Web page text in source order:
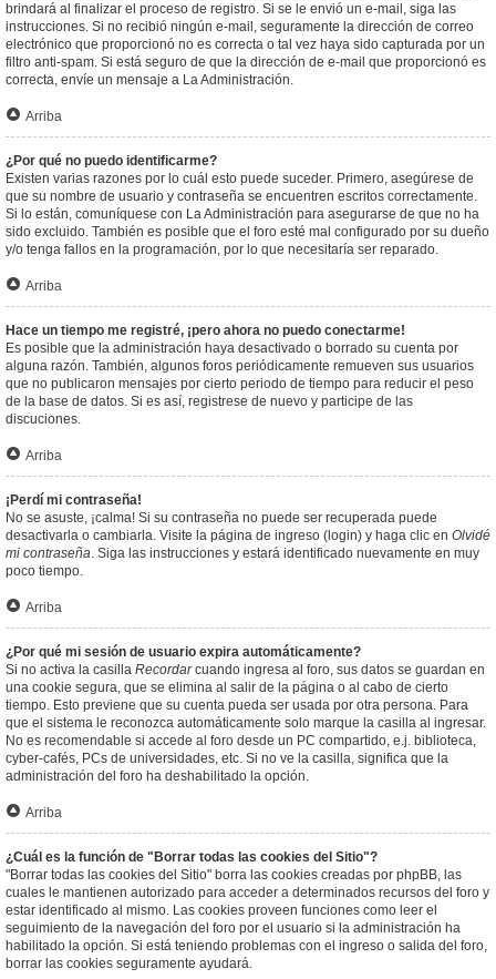
brindará al finalizar el proceso de registro. Si se le envió un e-mail, siga las
instrucciones. Si no recibió ningún e-mail, seguramente la dirección de correo
electrónico que proporcionó no es correcta o tal vez haya sido capturada por un
filtro anti-spam. Si está seguro de que la dirección de e-mail que proporcionó es
correcta, envíe un mensaje a La Administración.
Arriba
¿Por qué no puedo identificarme?
Existen varias razones por lo cuál esto puede suceder. Primero, asegúrese de
que su nombre de usuario y contraseña se encuentren escritos correctamente.
Si lo están, comuníquese con La Administración para asegurarse de que no ha
sido excluido. También es posible que el foro esté mal configurado por su dueño
y/o tenga fallos en la programación, por lo que necesitaría ser reparado.
Arriba
Hace un tiempo me registré, ¡pero ahora no puedo conectarme!
Es posible que la administración haya desactivado o borrado su cuenta por
alguna razón. También, algunos foros periódicamente remueven sus usuarios
que no publicaron mensajes por cierto periodo de tiempo para reducir el peso
de la base de datos. Si es así, registrese de nuevo y participe de las
discuciones.
Arriba
¡Perdí mi contraseña!
No se asuste, ¡calma! Si su contraseña no puede ser recuperada puede
desactivarla o cambiarla. Visite la página de ingreso (login) y haga clic en Olvidé
mi contraseña. Siga las instrucciones y estará identificado nuevamente en muy
poco tiempo.
Arriba
¿Por qué mi sesión de usuario expira automáticamente?
Si no activa la casilla Recordarcuando ingresa al foro, sus datos se guardan en
una cookie segura, que se elimina al salir de la página o al cabo de cierto
tiempo. Esto previene que su cuenta pueda ser usada por otra persona. Para
que el sistema le reconozca automáticamente solo marque la casilla al ingresar.
No es recomendable si accede al foro desde un PC compartido, e.j. biblioteca,
cyber-cafés, PCs de universidades, etc. Si no ve la casilla, significa que la
administración del foro ha deshabilitado la opción.
Arriba
¿Cuál es la función de "Borrar todas las cookies del Sitio"?
"Borrar todas las cookies del Sitio" borra las cookies creadas por phpBB, las
cuales le mantienen autorizado para acceder a determinados recursos del foro y
estar identificado al mismo. Las cookies proveen funciones como leer el
seguimiento de la navegación del foro por el usuario si la administración ha
habilitado la opción. Si está teniendo problemas con el ingreso o salida del foro,
borrar las cookies seguramente ayudará.